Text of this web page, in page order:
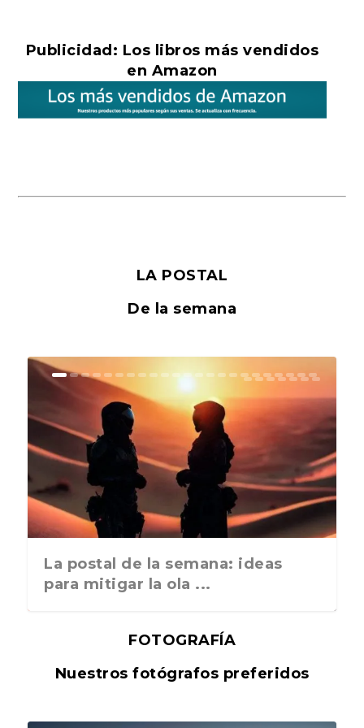
Publicidad: Los libros más vendidos
en Amazon
LA POSTAL
De la semana
La postal de la semana: ideas
para mitigar la ola ...
FOTOGRAFÍA
Nuestros fotógrafos preferidos